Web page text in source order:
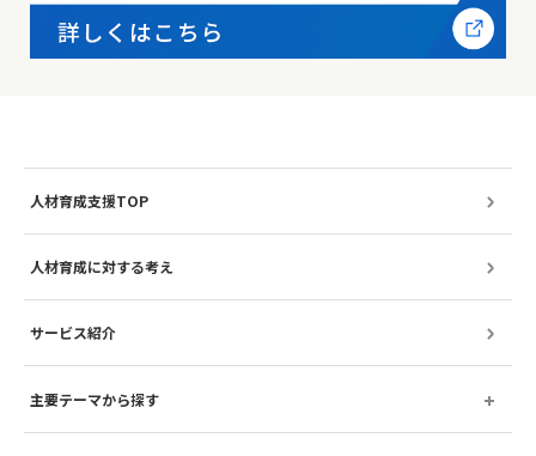
人材育成支援TOP
人材育成に対する考え
サービス紹介
主要テーマから探す